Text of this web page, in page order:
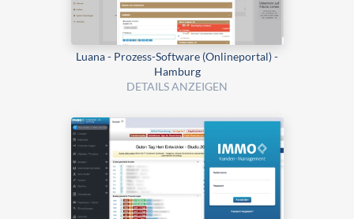
Luana - Prozess-Software (Onlineportal) -
Hamburg
DETAILS ANZEIGEN